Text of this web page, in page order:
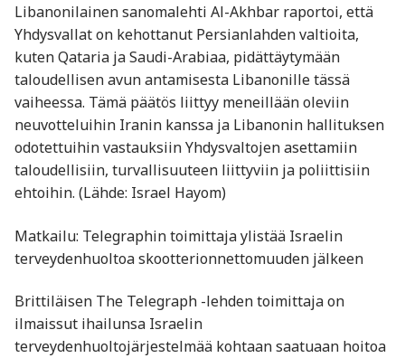
Libanonilainen sanomalehti Al-Akhbar raportoi, että
Yhdysvallat on kehottanut Persianlahden valtioita,
kuten Qataria ja Saudi-Arabiaa, pidättäytymään
taloudellisen avun antamisesta Libanonille tässä
vaiheessa. Tämä päätös liittyy meneillään oleviin
neuvotteluihin Iranin kanssa ja Libanonin hallituksen
odotettuihin vastauksiin Yhdysvaltojen asettamiin
taloudellisiin, turvallisuuteen liittyviin ja poliittisiin
ehtoihin. (Lähde: Israel Hayom)
Matkailu: Telegraphin toimittaja ylistää Israelin
terveydenhuoltoa skootterionnettomuuden jälkeen
Brittiläisen The Telegraph -lehden toimittaja on
ilmaissut ihailunsa Israelin
terveydenhuoltojärjestelmää kohtaan saatuaan hoitoa